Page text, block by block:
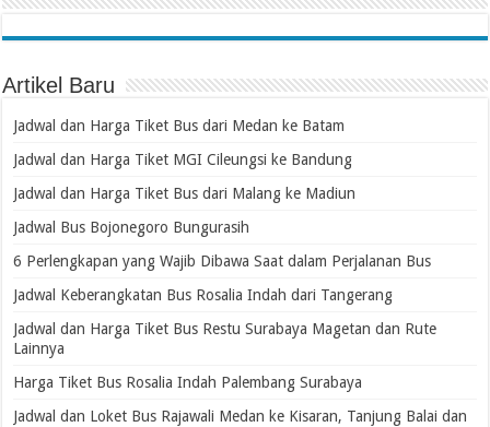
Artikel Baru
Jadwal dan Harga Tiket Bus dari Medan ke Batam
Jadwal dan Harga Tiket MGI Cileungsi ke Bandung
Jadwal dan Harga Tiket Bus dari Malang ke Madiun
Jadwal Bus Bojonegoro Bungurasih
6 Perlengkapan yang Wajib Dibawa Saat dalam Perjalanan Bus
Jadwal Keberangkatan Bus Rosalia Indah dari Tangerang
Jadwal dan Harga Tiket Bus Restu Surabaya Magetan dan Rute
Lainnya
Harga Tiket Bus Rosalia Indah Palembang Surabaya
Jadwal dan Loket Bus Rajawali Medan ke Kisaran, Tanjung Balai dan